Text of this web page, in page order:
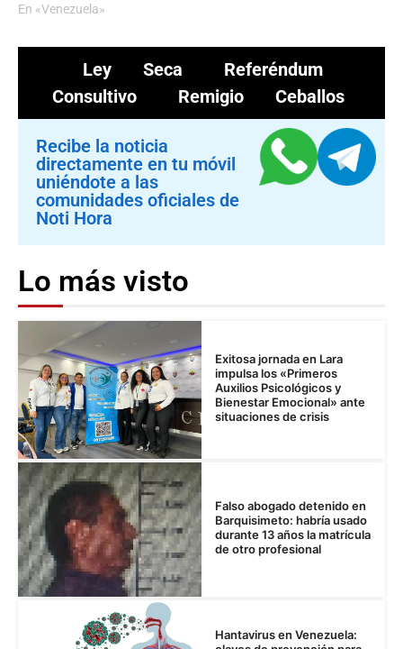
En «Venezuela»
Ley Seca
Referéndum
Consultivo
Remigio Ceballos
Recibe la noticia
directamente en tu móvil
uniéndote a las
comunidades oficiales de
Noti Hora
Lo más visto
Exitosa jornada en Lara
impulsa los «Primeros
Auxilios Psicológicos y
Bienestar Emocional» ante
situaciones de crisis
Falso abogado detenido en
Barquisimeto: habría usado
durante 13 años la matrícula
de otro profesional
Hantavirus en Venezuela: